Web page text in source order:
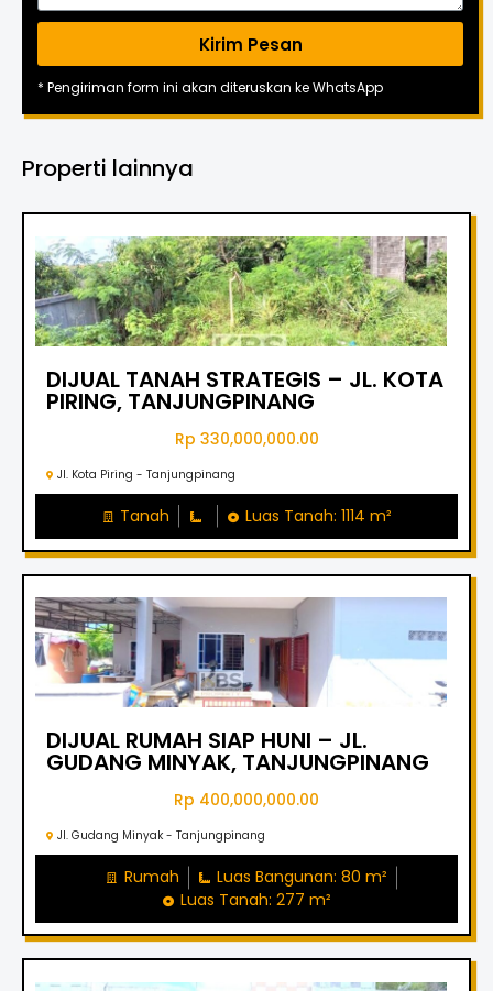
Kirim Pesan
* Pengiriman form ini akan diteruskan ke WhatsApp
Properti lainnya
DIJUAL TANAH STRATEGIS – JL. KOTA
PIRING, TANJUNGPINANG
Rp 330,000,000.00
Jl. Kota Piring - Tanjungpinang
Tanah Luas Tanah: 1114 m²
DIJUAL RUMAH SIAP HUNI – JL.
GUDANG MINYAK, TANJUNGPINANG
Rp 400,000,000.00
Jl. Gudang Minyak - Tanjungpinang
Rumah
Luas Bangunan: 80 m²
Luas Tanah: 277 m²